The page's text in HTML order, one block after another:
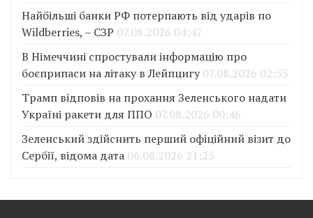
Найбільші банки РФ потерпають від ударів по
Wildberries, – СЗР 07.08.2026 04:47
В Німеччині спростували інформацію про
боєприпаси на літаку в Лейпцигу 07.08.2026 02:55
Трамп відповів на прохання Зеленського надати
Україні ракети для ППО 07.08.2026 00:46
Зеленський здійснить перший офіційний візит до
Сербії, відома дата 06.08.2026 21:25